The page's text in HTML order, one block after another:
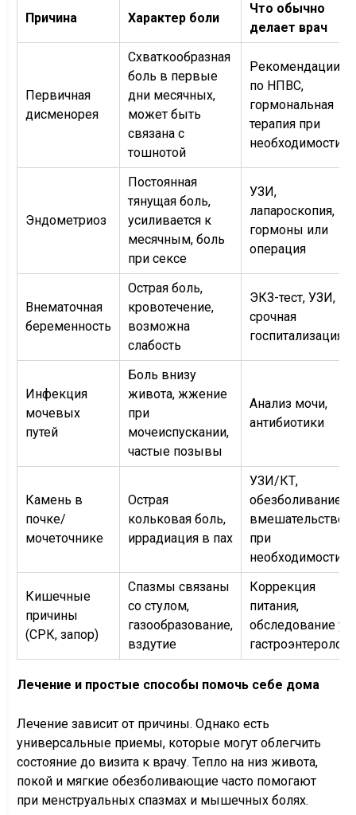
Причина Характер боли
Что обычно
делает врач
Первичная
дисменорея
Схваткообразная
боль в первые
дни месячных,
может быть
связана с
тошнотой
Рекомендации
по НПВС,
гормональная
терапия при
необходимости
Эндометриоз
Постоянная
тянущая боль,
усиливается к
месячным, боль
при сексе
УЗИ,
лапароскопия,
гормоны или
операция
Внематочная
беременность
Острая боль,
кровотечение,
возможна
слабость
ЭКЗ-тест, УЗИ,
срочная
госпитализация
Инфекция
мочевых
путей
Боль внизу
живота, жжение
при
мочеиспускании,
частые позывы
Анализ мочи,
антибиотики
Камень в
почке/
мочеточнике
Острая
кольковая боль,
иррадиация в пах
УЗИ/КТ,
обезболивание,
вмешательство
при
необходимости
Кишечные
причины
(СРК, запор)
Спазмы связаны
со стулом,
газообразование,
вздутие
Коррекция
питания,
обследование у
гастроэнтеролога
Лечение и простые способы помочь себе дома
Лечение зависит от причины. Однако есть
универсальные приемы, которые могут облегчить
состояние до визита к врачу. Тепло на низ живота,
покой и мягкие обезболивающие часто помогают
при менструальных спазмах и мышечных болях.